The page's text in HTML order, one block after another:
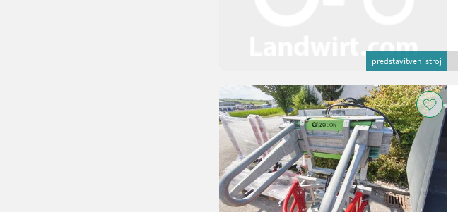
predstavitveni stroj